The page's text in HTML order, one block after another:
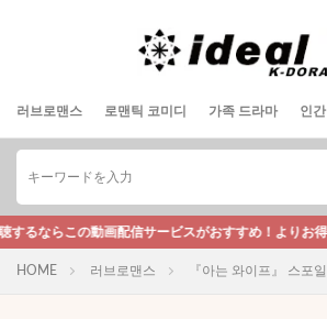
러브로맨스 로맨틱 코미디 가족 드라마 인
の動画配信サービスがおすすめ！よりお得に韓国ド
HOME 러브로맨스 『아는 와이프』 스포